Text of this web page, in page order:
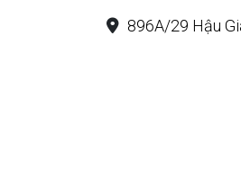
896A/29 Hậu